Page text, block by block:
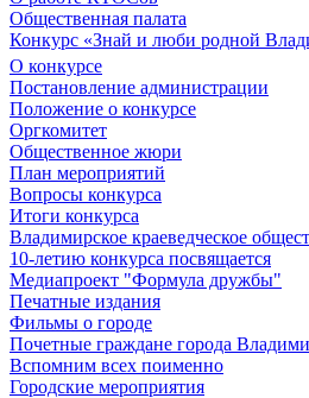
Общественная палата
Конкурс «Знай и люби родной
О конкурсе
Постановление администрации
Положение о конкурсе
Оргкомитет
Общественное жюри
План мероприятий
Вопросы конкурса
Итоги конкурса
Владимирское краеведческое
10-летию конкурса посвящается
Медиапроект "Формула дружбы"
Печатные издания
Фильмы о городе
Почетные граждане города
Вспомним всех поименно
Городские мероприятия